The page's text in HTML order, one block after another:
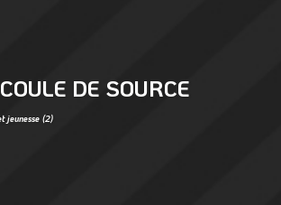
DE SOURCE
jeunesse (2)